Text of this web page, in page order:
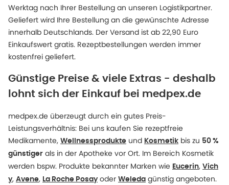
Werktag nach Ihrer Bestellung an unseren Logistikpartner.
Geliefert wird Ihre Bestellung an die gewünschte Adresse
innerhalb Deutschlands. Der Versand ist ab 22,90 Euro
Einkaufswert gratis. Rezeptbestellungen werden immer
kostenfrei geliefert.
Günstige Preise & viele Extras - deshalb
lohnt sich der Einkauf bei medpex.de
medpex.de überzeugt durch ein gutes Preis-
Leistungsverhältnis: Bei uns kaufen Sie rezeptfreie
Medikamente, Wellnessprodukte und Kosmetik bis zu 50 %
günstiger als in der Apotheke vor Ort. Im Bereich Kosmetik
werden bspw. Produkte bekannter Marken wie Eucerin, Vich
y, Avene, La Roche Posayoder Weleda günstig angeboten.